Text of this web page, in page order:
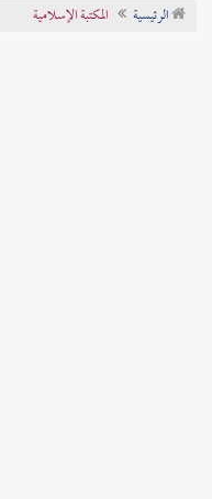
تراجم الأعلام
الرئيسية المكتبة الإسلامية